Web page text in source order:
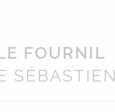
FOURNIL
SÉBASTIEN